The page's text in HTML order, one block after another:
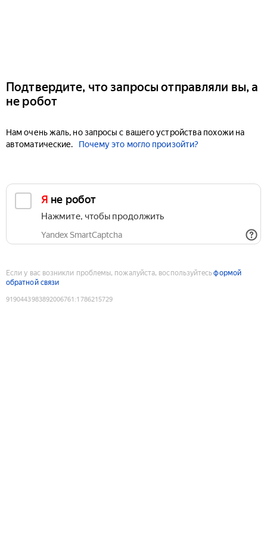
Подтвердите, что запросы отправляли вы, а
не робот
Нам очень жаль, но запросы с вашего устройства похожи на
автоматические.
Почему это могло произойти?
Я не робот
Нажмите, чтобы продолжить
Yandex SmartCaptcha
Если у вас возникли проблемы, пожалуйста, воспользуйтесьформой
обратной связи
9190443983892006761 :1786215729